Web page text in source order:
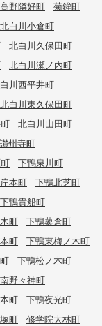
野隣好町
菊鉾町
北白川小倉町
北白川久保田町
北白川瀬ノ内町
川西平井町
北白川東久保田町
北白川山田町
讃州寺町
下鴨泉川町
本町
下鴨北芝町
下鴨貴船町
町
下鴨蓼倉町
町
下鴨東梅ノ木町
下鴨松ノ木町
野々神町
町
下鴨夜光町
町
修学院大林町